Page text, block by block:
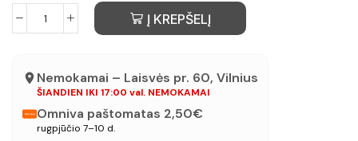
Į KREPŠELĮ
Nemokamai – Laisvės pr. 60, Vilnius
ŠIANDIEN IKI 17:00 val. NEMOKAMAI
Omniva paštomatas 2,50€
rugpjūčio 7–10 d.